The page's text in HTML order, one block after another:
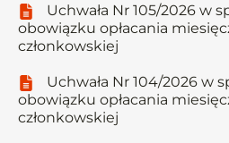
Uchwała Nr 105/2026 w
obowiązku opłacania
członkowskiej
Uchwała Nr 104/2026 w
obowiązku opłacania
członkowskiej